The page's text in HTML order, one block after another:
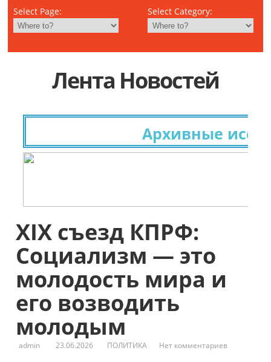
Select Page: Select Category:
Лента Новостей
Архивные
XIX cъезд КПРФ:
Социализм — это
молодость мира и
его возводить
молодым
admin 23.06.2026 ПОЛИТИКА Нет комментариев